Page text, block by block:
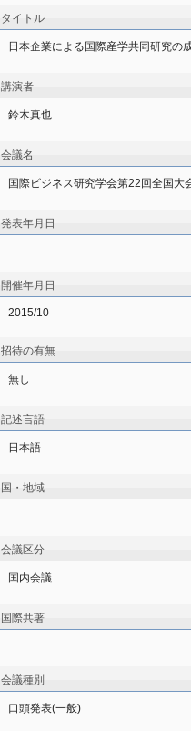
タイトル
日本企業による国際産学共同研究の
講演者
鈴木真也
会議名
国際ビジネス研究学会第22回全国大
発表年月日
開催年月日
2015/10
招待の有無
無し
記述言語
日本語
国・地域
会議区分
国内会議
国際共著
会議種別
口頭発表(一般)